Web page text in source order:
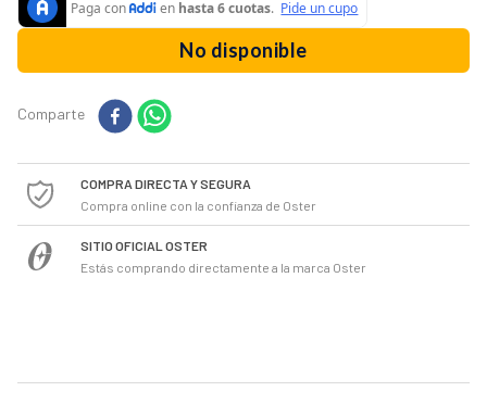
No disponible
Comparte
COMPRA DIRECTA Y SEGURA
Compra online con la confianza de Oster
SITIO OFICIAL OSTER
Estás comprando directamente a la marca Oster